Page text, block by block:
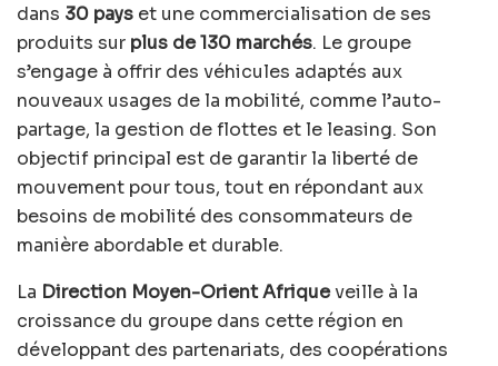
dans 30 pays et une commercialisation de ses
produits sur plus de 130 marchés. Le groupe
s’engage à offrir des véhicules adaptés aux
nouveaux usages de la mobilité, comme l’auto-
partage, la gestion de flottes et le leasing. Son
objectif principal est de garantir la liberté de
mouvement pour tous, tout en répondant aux
besoins de mobilité des consommateurs de
manière abordable et durable.
La Direction Moyen-Orient Afriqueveille à la
croissance du groupe dans cette région en
développant des partenariats, des coopérations